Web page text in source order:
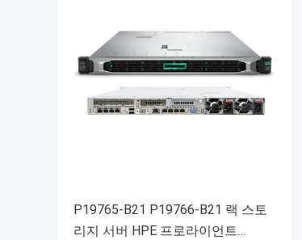
P19765-B21 P19766-B21 랙 스토
리지 서버 HPE 프로라이언트